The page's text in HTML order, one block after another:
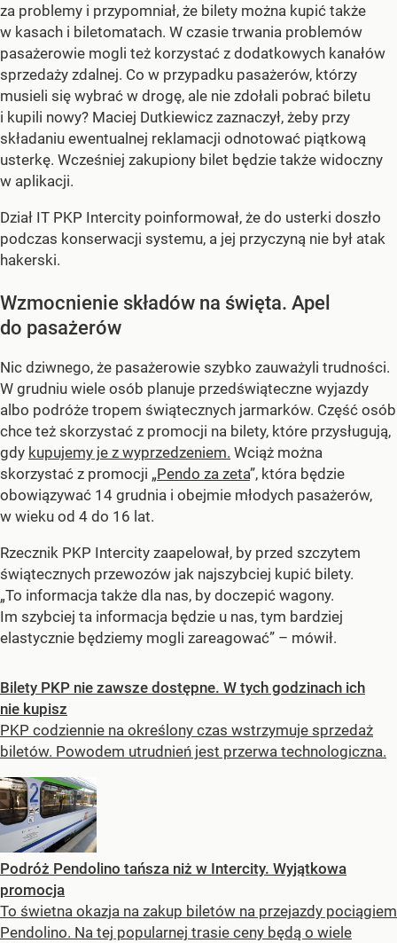
za problemy i przypomniał, że bilety można kupić także
w kasach i biletomatach. W czasie trwania problemów
pasażerowie mogli też korzystać z dodatkowych kanałów
sprzedaży zdalnej. Co w przypadku pasażerów, którzy
musieli się wybrać w drogę, ale nie zdołali pobrać biletu
i kupili nowy? Maciej Dutkiewicz zaznaczył, żeby przy
składaniu ewentualnej reklamacji odnotować piątkową
usterkę. Wcześniej zakupiony bilet będzie także widoczny
w aplikacji.
Dział IT PKP Intercity poinformował, że do usterki doszło
podczas konserwacji systemu, a jej przyczyną nie był atak
hakerski.
Wzmocnienie składów na święta. Apel
do pasażerów
Nic dziwnego, że pasażerowie szybko zauważyli trudności.
W grudniu wiele osób planuje przedświąteczne wyjazdy
albo podróże tropem świątecznych jarmarków. Część osób
chce też skorzystać z promocji na bilety, które przysługują,
gdy kupujemy je z wyprzedzeniem. Wciąż można
skorzystać z promocji „Pendo za zeta”, która będzie
obowiązywać 14 grudnia i obejmie młodych pasażerów,
w wieku od 4 do 16 lat.
Rzecznik PKP Intercity zaapelował, by przed szczytem
świątecznych przewozów jak najszybciej kupić bilety.
„To informacja także dla nas, by doczepić wagony.
Im szybciej ta informacja będzie u nas, tym bardziej
elastycznie będziemy mogli zareagować” – mówił.
Bilety PKP nie zawsze dostępne. W tych godzinach ich
nie kupisz
PKP codziennie na określony czas wstrzymuje sprzedaż
biletów. Powodem utrudnień jest przerwa technologiczna.
Podróż Pendolino tańsza niż w Intercity. Wyjątkowa
promocja
To świetna okazja na zakup biletów na przejazdy pociągiem
Pendolino. Na tej popularnej trasie ceny będą o wiele